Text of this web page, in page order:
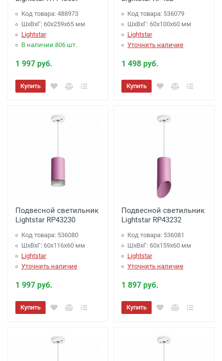
Код товара: 488973
ШхВхГ: 60x259x65 мм
Lightstar
В наличии 806 шт.
1 997 руб.
Купить
Код товара: 536079
ШхВхГ: 60x100x60 мм
Lightstar
Уточнить наличие
1 498 руб.
Купить
Подвесной светильник
Lightstar RP43230
Код товара: 536080
ШхВхГ: 60x116x60 мм
Lightstar
Уточнить наличие
1 997 руб.
Купить
Подвесной светильник
Lightstar RP43232
Код товара: 536081
ШхВхГ: 60x159x60 мм
Lightstar
Уточнить наличие
1 897 руб.
Купить